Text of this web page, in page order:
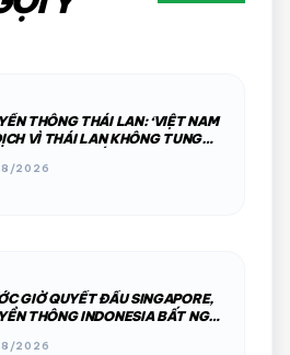
THÔNG THÁI LAN: ‘VIỆT NAM
VÌ THÁI LAN KHÔNG TUNG
2026
GIỜ QUYẾT ĐẤU SINGAPORE,
THÔNG INDONESIA BẤT NGỜ
2026